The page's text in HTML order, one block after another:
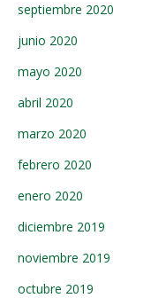
septiembre 2020
junio 2020
mayo 2020
abril 2020
marzo 2020
febrero 2020
enero 2020
diciembre 2019
noviembre 2019
octubre 2019